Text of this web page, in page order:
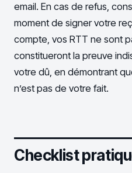
email. En cas de refus,
moment de signer votre
compte, vos RTT ne sont
constitueront la preuve
votre dû, en démontrant
n’est pas de votre fait.
Checklist